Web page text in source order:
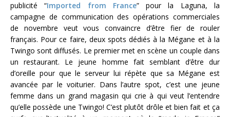
publicité “Imported from France” pour la Laguna, la
campagne de communication des opérations commerciales
de novembre veut vous convaincre d’être fier de rouler
français. Pour ce faire, deux spots dédiés à la Mégane et à la
Twingo sont diffusés. Le premier met en scène un couple dans
un restaurant. Le jeune homme fait semblant d’être dur
d’oreille pour que le serveur lui répète que sa Mégane est
avancée par le voiturier. Dans l’autre spot, c’est une jeune
femme dans un grand magasin qui crie à qui veut l’entendre
qu’elle possède une Twingo! C’est plutôt drôle et bien fait et ça